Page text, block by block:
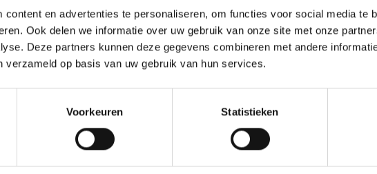
content en advertenties te personaliseren, om functies voor social media te
Ook delen we informatie over uw gebruik van onze site met onze
Deze partners kunnen deze gegevens combineren met andere
verzameld op basis van uw gebruik van hun services.
Voorkeuren Statistieken